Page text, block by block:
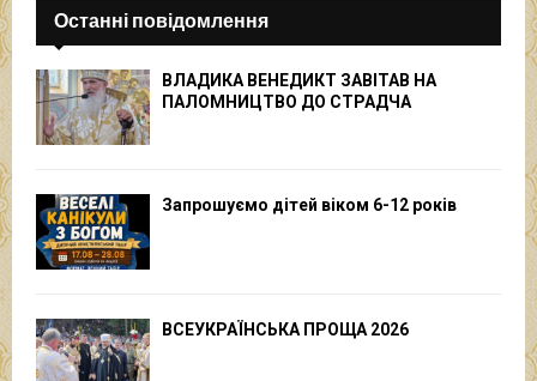
Останні повідомлення
ВЛАДИКА ВЕНЕДИКТ ЗАВІТАВ НА
ПАЛОМНИЦТВО ДО СТРАДЧА
Запрошуємо дітей віком 6-12 років
ВСЕУКРАЇНСЬКА ПРОЩА 2026